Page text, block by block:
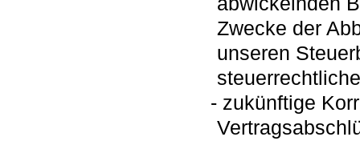
Zwecke der
unseren
zukünftige